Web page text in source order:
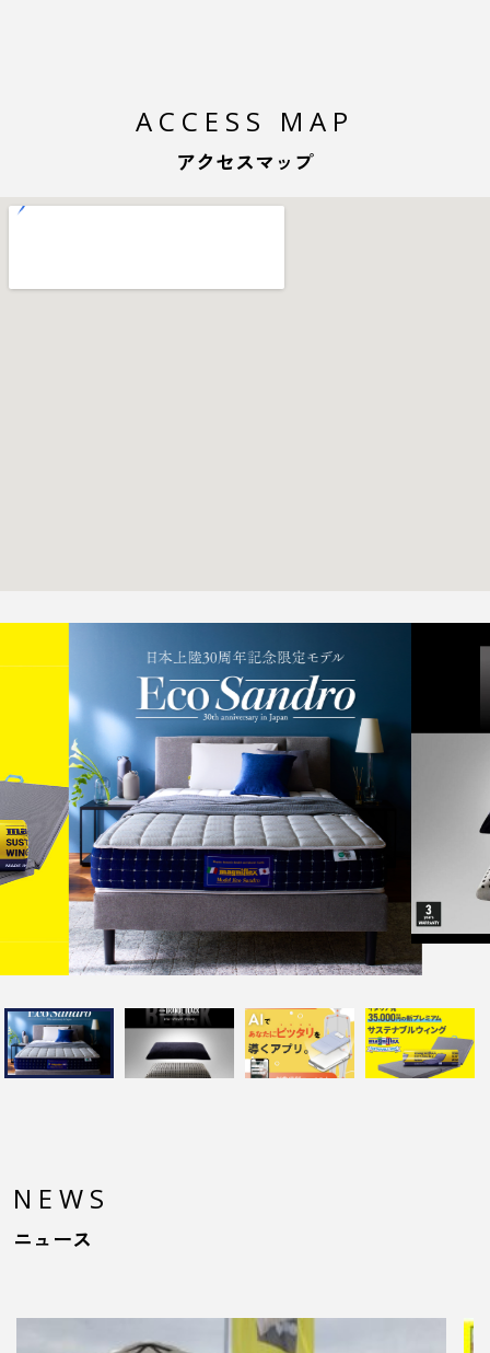
ACCESS MAP
アクセスマップ
NEWS
ニュース